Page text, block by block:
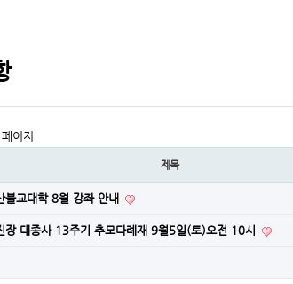
이지
제목
불교대학 8월 강좌 안내
장 대종사 13주기 추모다례재 9월5일(토)오전 10시